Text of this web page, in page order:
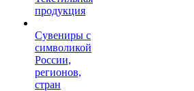
продукция
Сувениры с
символикой
России,
регионов,
стран